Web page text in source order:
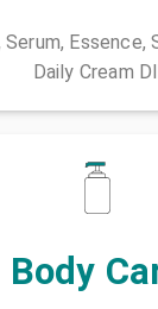
Serum, Essence,
Daily Cream Dll
Body